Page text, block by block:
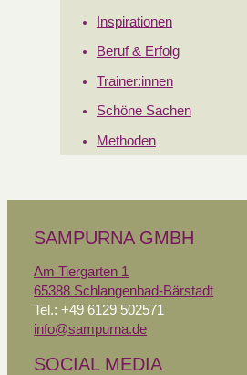
Inspirationen
Beruf & Erfolg
Trainer:innen
Schöne Sachen
Methoden
SAMPURNA GMBH
Am Tiergarten 1
65388 Schlangenbad-Bärstadt
Tel.: +49 6129 502571
info@sampurna.de
SOCIAL MEDIA